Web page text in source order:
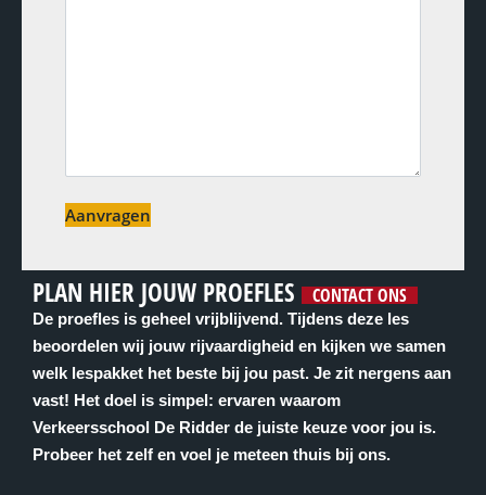
PLAN HIER JOUW PROEFLES CONTACT ONS
De proefles is geheel vrijblijvend. Tijdens deze les
beoordelen wij jouw rijvaardigheid en kijken we samen
welk lespakket het beste bij jou past. Je zit nergens aan
vast! Het doel is simpel: ervaren waarom
Verkeersschool De Ridder de juiste keuze voor jou is.
Probeer het zelf en voel je meteen thuis bij ons.
Aanvragen